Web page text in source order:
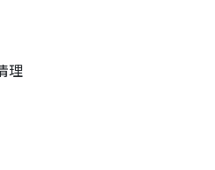
理